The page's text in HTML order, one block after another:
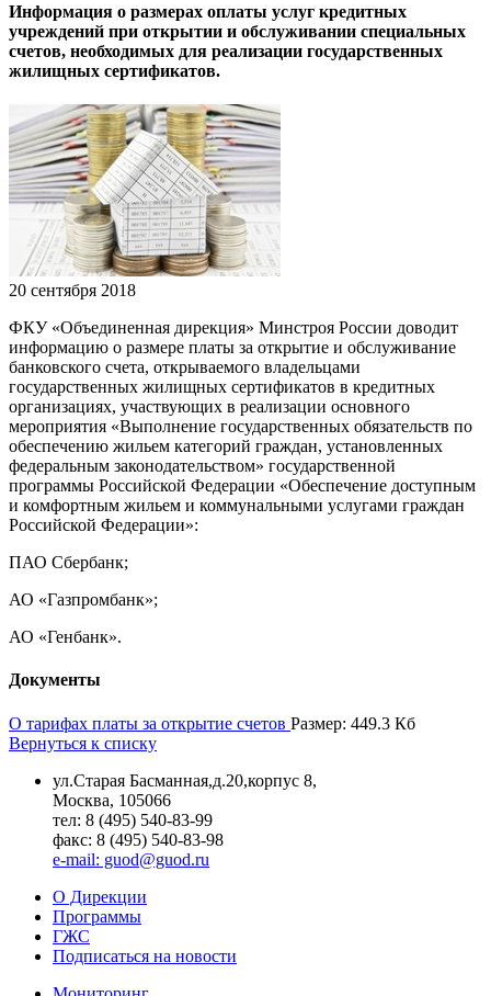
Информация о размерах оплаты услуг кредитных
учреждений при открытии и обслуживании специальных
счетов, необходимых для реализации государственных
жилищных сертификатов.
20 сентября 2018
ФКУ «Объединенная дирекция» Минстроя России доводит
информацию о размере платы за открытие и обслуживание
банковского счета, открываемого владельцами
государственных жилищных сертификатов в кредитных
организациях, участвующих в реализации основного
мероприятия «Выполнение государственных обязательств по
обеспечению жильем категорий граждан, установленных
федеральным законодательством» государственной
программы Российской Федерации «Обеспечение доступным
и комфортным жильем и коммунальными услугами граждан
Российской Федерации»:
ПАО Сбербанк;
АО «Газпромбанк»;
АО «Генбанк».
Документы
О тарифах платы за открытие счетов Размер: 449.3 Кб
Вернуться к списку
ул.Старая Басманная,д.20,корпус 8,
Москва, 105066
тел: 8 (495) 540-83-99
факс: 8 (495) 540-83-98
e-mail: guod@guod.ru
О Дирекции
Программы
ГЖС
Подписаться на новости